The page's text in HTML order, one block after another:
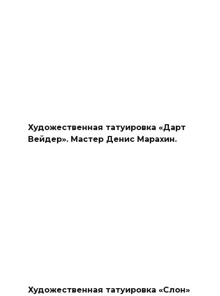
Художественная татуировка «Дарт
Вейдер». Мастер Денис Марахин.
Художественная татуировка «Слон»